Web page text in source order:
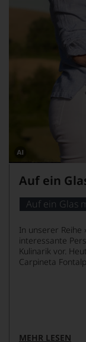
Dieses
wurde
von
Auf ein
Auf ein Glas
In unserer Reihe
interessante
Kulinarik vor.
Carpineta
MEHR LESEN